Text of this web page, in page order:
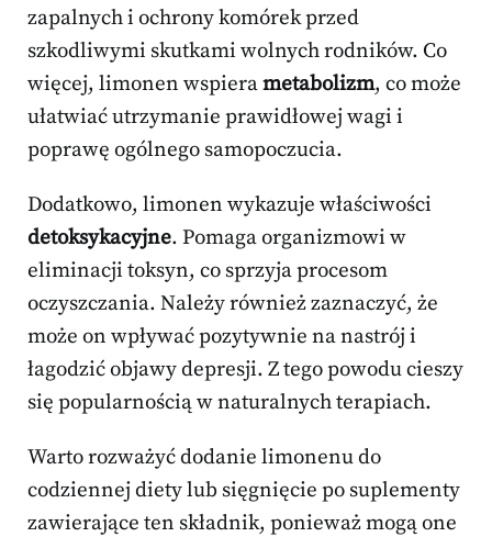
zapalnych i ochrony komórek przed
szkodliwymi skutkami wolnych rodników. Co
więcej, limonen wspierametabolizm, co może
ułatwiać utrzymanie prawidłowej wagi i
poprawę ogólnego samopoczucia.
Dodatkowo, limonen wykazuje właściwości
detoksykacyjne. Pomaga organizmowi w
eliminacji toksyn, co sprzyja procesom
oczyszczania. Należy również zaznaczyć, że
może on wpływać pozytywnie na nastrój i
łagodzić objawy depresji. Z tego powodu cieszy
się popularnością w naturalnych terapiach.
Warto rozważyć dodanie limonenu do
codziennej diety lub sięgnięcie po suplementy
zawierające ten składnik, ponieważ mogą one